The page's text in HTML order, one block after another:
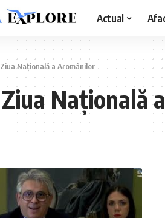
Actual
Ziua Națională a Aromânilor
Ziua Națională